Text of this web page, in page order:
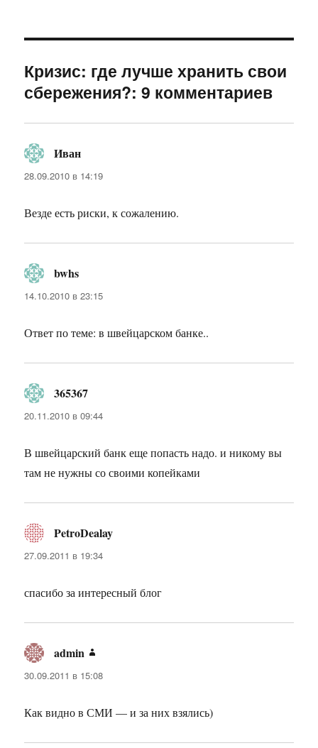
Кризис: где лучше хранить свои
сбережения?: 9 комментариев
Иван
28.09.2010 в 14:19
Везде есть риски, к сожалению.
bwhs
14.10.2010 в 23:15
Ответ по теме: в швейцарском банке..
365367
20.11.2010 в 09:44
В швейцарский банк еще попасть надо. и никому вы
там не нужны со своими копейками
PetroDealay
27.09.2011 в 19:34
спасибо за интересный блог
admin
30.09.2011 в 15:08
Как видно в СМИ — и за них взялись)